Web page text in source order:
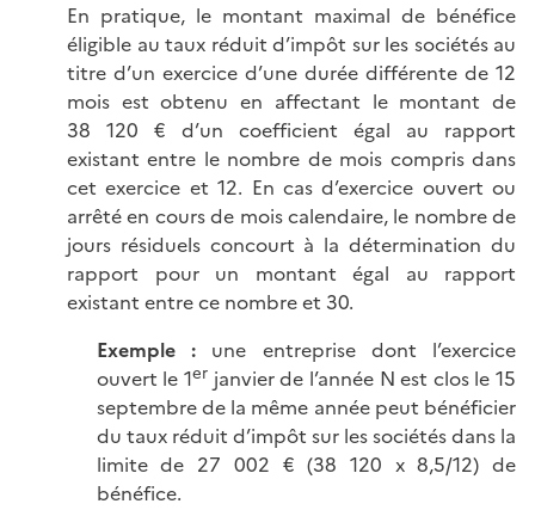
En pratique, le montant maximal de bénéfice
éligible au taux réduit d’impôt sur les sociétés au
titre d’un exercice d’une durée différente de 12
mois est obtenu en affectant le montant de
38 120 € d’un coefficient égal au rapport
existant entre le nombre de mois compris dans
cet exercice et 12. En cas d’exercice ouvert ou
arrêté en cours de mois calendaire, le nombre de
jours résiduels concourt à la détermination du
rapport pour un montant égal au rapport
existant entre ce nombre et 30.
Exemple : une entreprise dont l’exercice
ouvert le 1er janvier de l’année N est clos le 15
septembre de la même année peut bénéficier
du taux réduit d’impôt sur les sociétés dans la
limite de 27 002 € (38 120 x 8,5/12) de
bénéfice.